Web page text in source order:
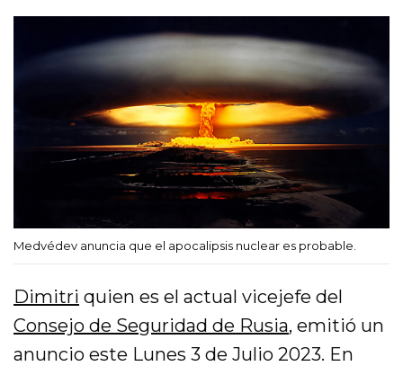
Medvédev anuncia que el apocalipsis nuclear es probable.
Dimitri quien es el actual vicejefe del
Consejo de Seguridad de Rusia, emitió un
anuncio este Lunes 3 de Julio 2023. En